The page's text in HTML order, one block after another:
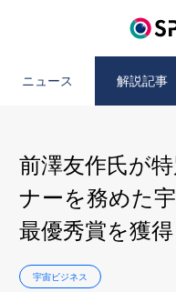
ニュース 解説記事
前澤友作氏が
ナーを務めた
最優秀賞を獲得
宇宙ビジネス